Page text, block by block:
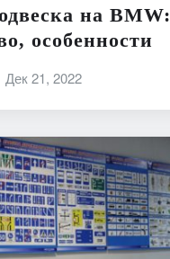
на BMW:
особенности
Дек 21, 2022